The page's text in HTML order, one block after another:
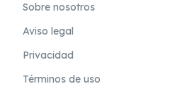
Sobre nosotros
Aviso legal
Privacidad
Términos de uso